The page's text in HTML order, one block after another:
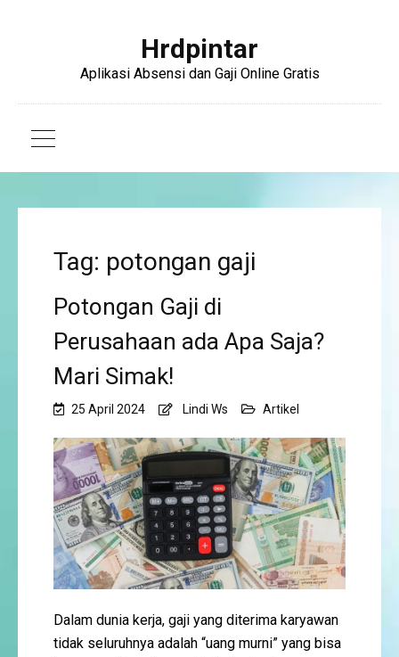
Hrdpintar
Aplikasi Absensi dan Gaji Online Gratis
Tag: potongan gaji
Potongan Gaji di
Perusahaan ada Apa Saja?
Mari Simak!
25 April 2024 Lindi Ws Artikel
Dalam dunia kerja, gaji yang diterima karyawan
tidak seluruhnya adalah “uang murni” yang bisa